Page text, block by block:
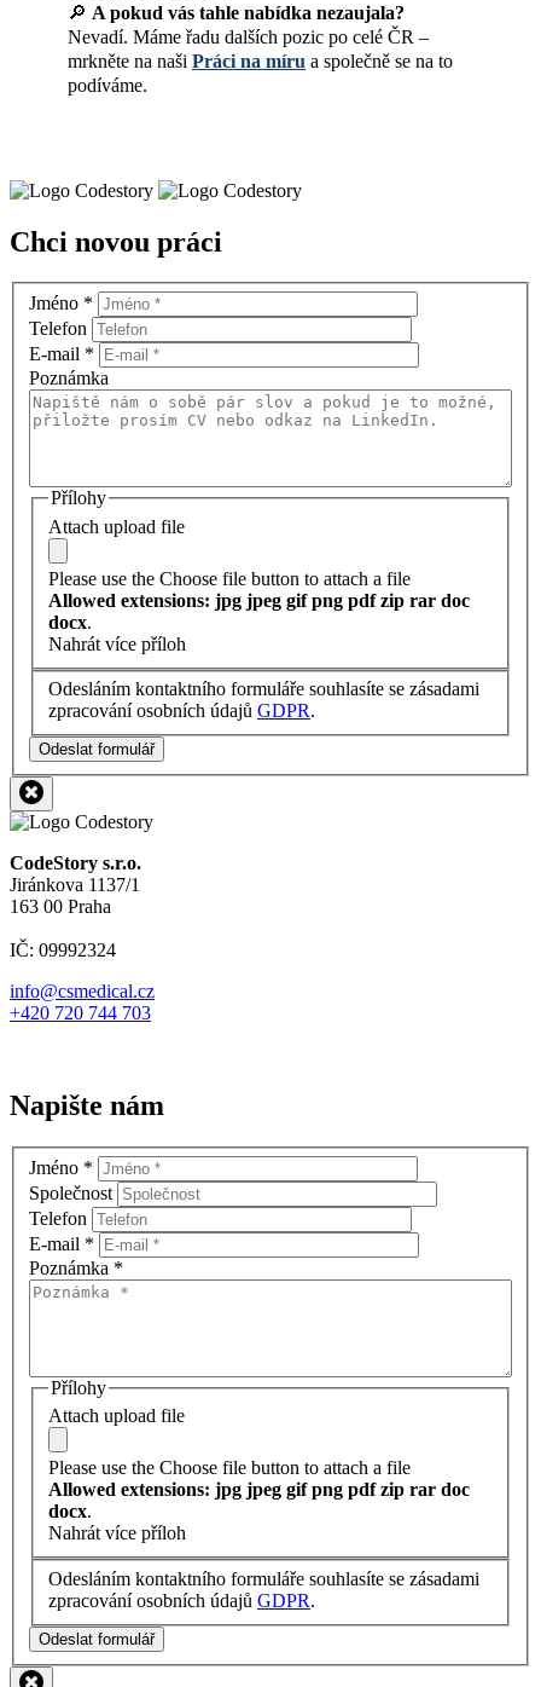
🔎 A pokud vás tahle nabídka nezaujala?
Nevadí. Máme řadu dalších pozic po celé ČR –
mrkněte na naši Práci na míru a společně se na to
podíváme.
Chci novou práci
Jméno *
Telefon
E-mail *
Poznámka
Přílohy
Attach upload file
Please use the Choose file button to attach a file
Allowed extensions: jpg jpeg gif png pdf zip rar doc
docx.
Nahrát více příloh
Odesláním kontaktního formuláře souhlasíte se zásadami
zpracování osobních údajů GDPR.
Odeslat formulář
CodeStory s.r.o.
Jiránkova 1137/1
163 00 Praha
IČ: 09992324
info@csmedical.cz
+420 720 744 703
Napište nám
Jméno *
Společnost
Telefon
E-mail *
Poznámka *
Přílohy
Attach upload file
Please use the Choose file button to attach a file
Allowed extensions: jpg jpeg gif png pdf zip rar doc
docx.
Nahrát více příloh
Odesláním kontaktního formuláře souhlasíte se zásadami
zpracování osobních údajů GDPR.
Odeslat formulář